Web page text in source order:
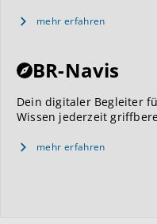
mehr erfahren
BR-Navis
Dein digitaler Begleiter
Wissen jederzeit
mehr erfahren